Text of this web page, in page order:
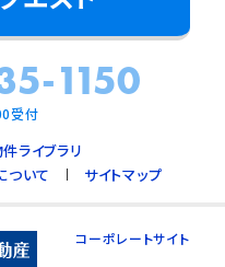
1150
受付
ライブラリ
ついて サイトマップ
コーポレートサイト